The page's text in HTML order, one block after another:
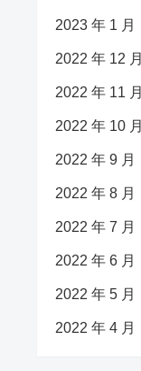
2023 年 1 月
2022 年 12 月
2022 年 11 月
2022 年 10 月
2022 年 9 月
2022 年 8 月
2022 年 7 月
2022 年 6 月
2022 年 5 月
2022 年 4 月